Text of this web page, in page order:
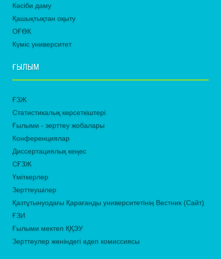
Кәсіби даму
Қашықтықтан оқыту
ОҒӨК
Күміс университет
ҒЫЛЫМ
ҒЗЖ
Статистикалық көрсеткіштері
Ғылыми - зерттеу жобалары
Конференциялар
Диссертациялық кеңес
СҒЗЖ
Үміткерлер
Зерттеушілер
Қазтұтынуодағы Қарағанды университетінің Вестник (Сайт)
ҒЗИ
Ғылыми мектеп ҚҚЭУ
Зерттеулер жөніндегі әдеп комиссиясы